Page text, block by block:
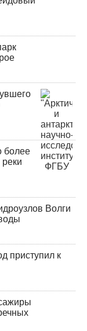
более
Волги
приступил к